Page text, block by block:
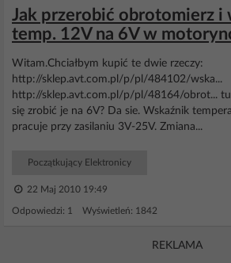
Jak przerobić obrotomierz i
temp. 12V na 6V w
Witam.Chciałbym kupić te dwie rzeczy:
http://sklep.avt.com.pl/p/pl/484102/wska...
http://sklep.avt.com.pl/p/pl/48164/obrot...
się zrobić je na 6V? Da sie. Wskaźnik
pracuje przy zasilaniu 3V-25V. Zmiana...
Początkujący Elektronicy
22 Maj 2010 19:49
Odpowiedzi: 1 Wyświetleń: 1842
REKLAMA